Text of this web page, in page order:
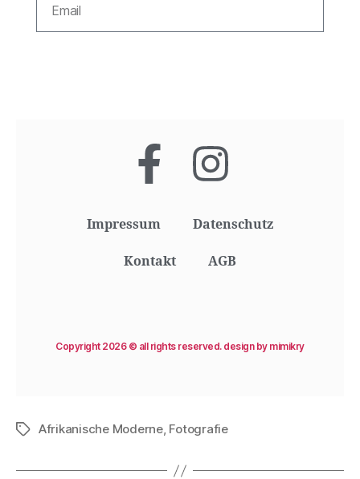
Impressum Datenschutz
Kontakt AGB
Copyright 2026 © all rights reserved. design by mimikry
Afrikanische Moderne, Fotografie